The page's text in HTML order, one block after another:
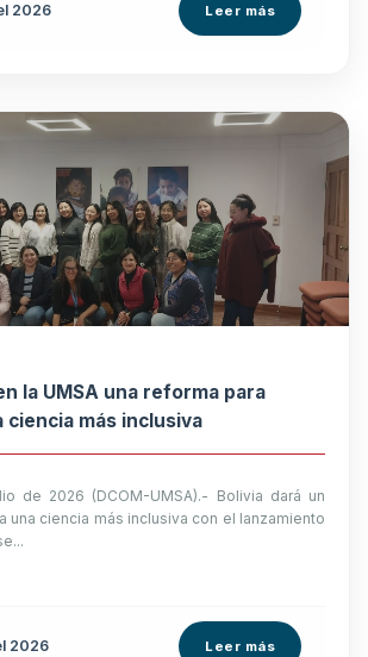
2026 Leer más
la UMSA una reforma para
más inclusiva
de 2026 (DCOM-UMSA).- Bolivia dará un
una ciencia más inclusiva con el lanzamiento
2026 Leer más